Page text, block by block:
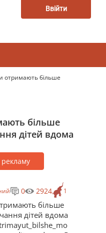
Ввійти
отримають більше
більше
дітей вдома
1
0 2924